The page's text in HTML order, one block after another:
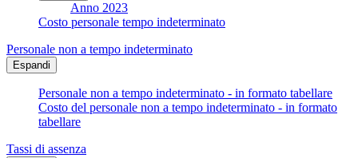
Anno 2023
Costo personale tempo indeterminato
Personale non a tempo indeterminato
Espandi
Personale non a tempo indeterminato - in formato tabellare
Costo del personale non a tempo indeterminato - in formato
tabellare
Tassi di assenza